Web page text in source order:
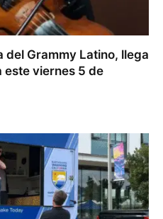
del Grammy Latino, llega
este viernes 5 de